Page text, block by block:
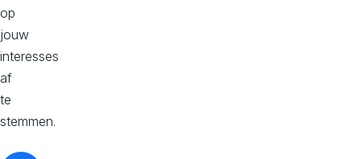
Kantoor Zuid, Donna
op
jouw
interesses
af
te
stemmen.